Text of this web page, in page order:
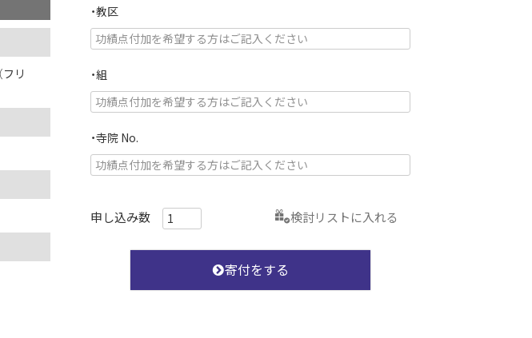
・教区
・組
・寺院 No.
検討リストに入れる
寄付をする
フリ